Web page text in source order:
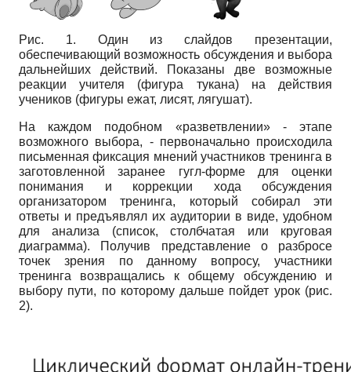
Рис. 1. Один из слайдов презентации,
обеспечивающий возможность обсуждения и выбора
дальнейших действий. Показаны две возможные
реакции учителя (фигура тукана) на действия
учеников (фигуры ежат, лисят, лягушат).
На каждом подобном «разветвлении» - этапе
возможного выбора, - первоначально происходила
письменная фиксация мнений участников тренинга в
заготовленной заранее гугл-форме для оценки
понимания и коррекции хода обсуждения
организатором тренинга, который собирал эти
ответы и предъявлял их аудитории в виде, удобном
для анализа (список, столбчатая или круговая
диаграмма). Получив представление о разбросе
точек зрения по данному вопросу, участники
тренинга возвращались к общему обсуждению и
выбору пути, по которому дальше пойдет урок (рис.
2).